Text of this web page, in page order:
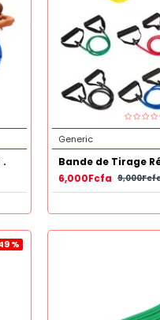
.
Generic
6,000Fcfa
%